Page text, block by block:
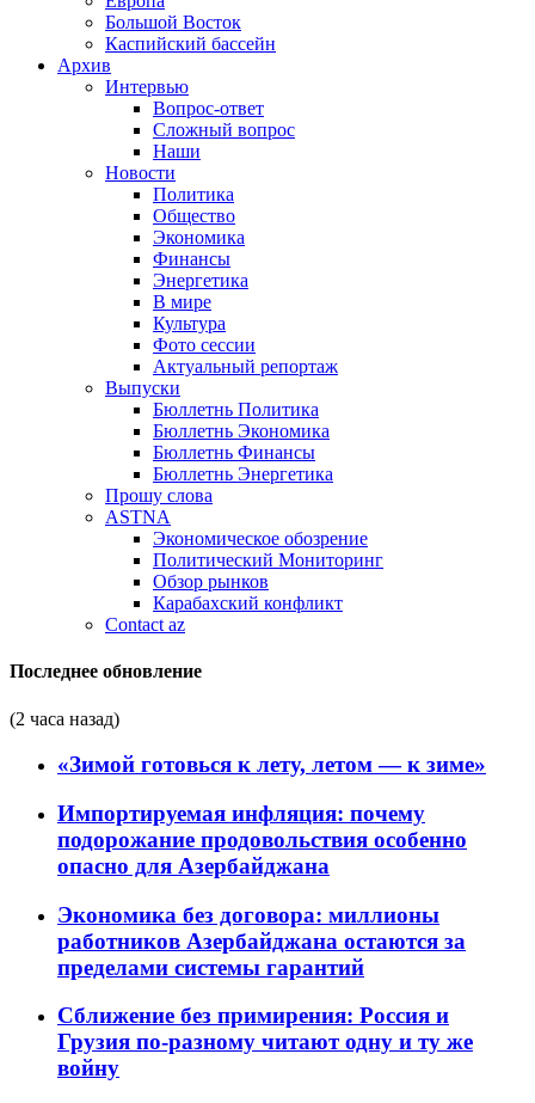
Большой Восток
Каспийский бассейн
Архив
Интервью
Вопрос-ответ
Сложный вопрос
Наши
Новости
Политика
Общество
Экономика
Финансы
Энергетика
В мире
Культура
Фото сессии
Актуальный репортаж
Выпуски
Бюллетнь Политика
Бюллетнь Экономика
Бюллетнь Финансы
Бюллетнь Энергетика
Прошу слова
ASTNA
Экономическое обозрение
Политический Мониторинг
Обзор рынков
Карабахский конфликт
Contact az
Последнее обновление
(2 часа назад)
«Зимой готовься к лету, летом — к зиме»
Импортируемая инфляция: почему
подорожание продовольствия особенно
опасно для Азербайджана
Экономика без договора: миллионы
работников Азербайджана остаются за
пределами системы гарантий
Сближение без примирения: Россия и
Грузия по-разному читают одну и ту же
войну